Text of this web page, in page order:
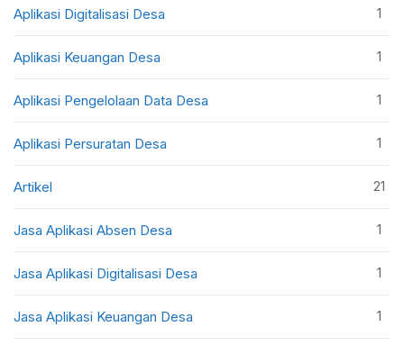
Aplikasi Digitalisasi Desa 1
Aplikasi Keuangan Desa 1
Aplikasi Pengelolaan Data Desa 1
Aplikasi Persuratan Desa 1
Artikel 21
Jasa Aplikasi Absen Desa 1
Jasa Aplikasi Digitalisasi Desa 1
Jasa Aplikasi Keuangan Desa 1